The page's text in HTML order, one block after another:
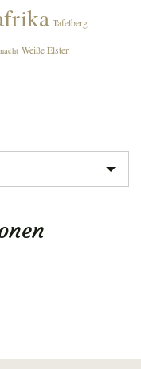
Tafelberg
Weiße Elster